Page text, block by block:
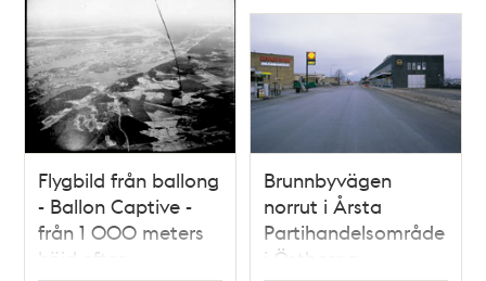
Flygbild från ballong
- Ballon Captive -
från 1 000 meters
höjd efter
Brunnbyvägen
norrut i Årsta
Partihandelsområde
i Östberga